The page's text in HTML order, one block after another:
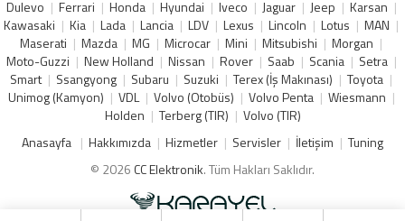
Dulevo
Ferrari Honda Hyundai Iveco Jaguar Jeep
Karsan
Kawasaki
Kia Lada Lancia LDV Lexus Lincoln Lotus
MAN
Maserati
Mazda MG Microcar Mini Mitsubishi
Morgan
Moto-Guzzi
New Holland Nissan Rover Saab Scania
Setra
Smart
Ssangyong Subaru Suzuki Terex (İş Makınası)
Toyota
Unimog (Kamyon)
VDL Volvo (Otobüs) Volvo Penta
Wiesmann
Holden
Terberg (TIR)
Volvo (TIR)
Anasayfa
Hakkımızda Hizmetler Servisler İletişim
Tuning
© 2026 CC Elektronik. Tüm Hakları Saklıdır.